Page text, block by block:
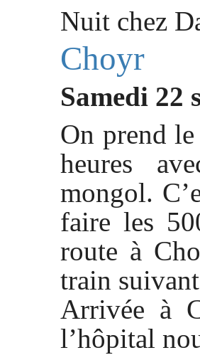
Nuit chez
Choyr
Samedi 22
On prend
heures
mongol.
faire les
route à
train
Arrivée à
l’hôpital